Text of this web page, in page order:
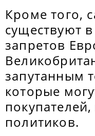
Кроме того,
существуют
запретов
запутанным
которые
политиков.